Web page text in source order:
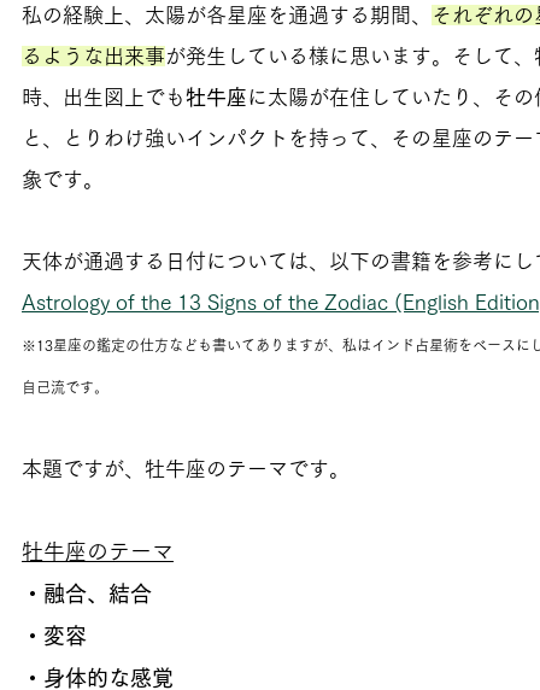
私の経験上、太陽が各星座を通過する期間、
それぞれ
るような出来事が発生している様に思います。そして
時、出生図上でも牡牛座に太陽が在住していたり、そ
と、とりわけ強いインパクトを持って、その星座のテ
象です。
天体が通過する日付については、以下の書籍を参考にし
Astrology of the 13 Signs of the Zodiac (English
※13星座の鑑定の仕方なども書いてありますが、私はインド占星術をベースに
自己流です。
本題ですが、牡牛座のテーマです。
牡牛座のテーマ
・融合、結合
・変容
・身体的な感覚